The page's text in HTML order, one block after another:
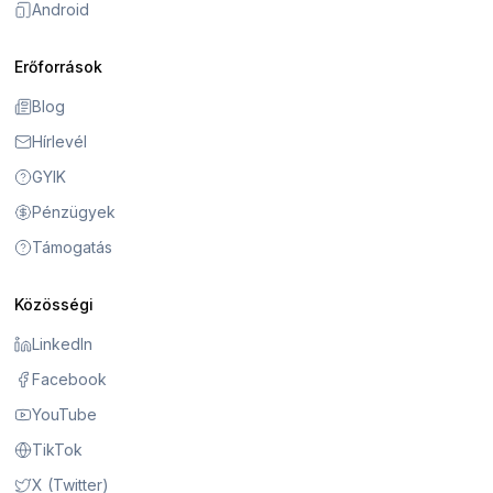
Android
Erőforrások
Blog
Hírlevél
GYIK
Pénzügyek
Támogatás
Közösségi
LinkedIn
Facebook
YouTube
TikTok
X (Twitter)